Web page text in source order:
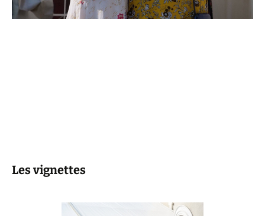
Les vignettes